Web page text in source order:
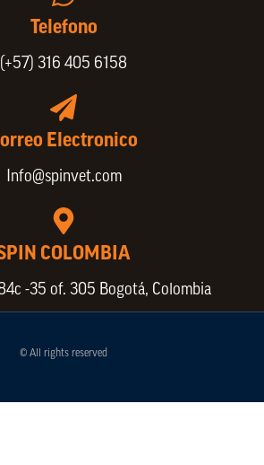
Telefono
(+57) 316 405 6158
Electronico
Info@spinvet.com
COLOMBIA
-35 of. 305 Bogotá, Colombia
© All rights reserved